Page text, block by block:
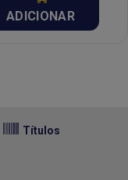
ADICIONAR
Títulos